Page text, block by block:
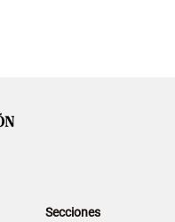
Secciones